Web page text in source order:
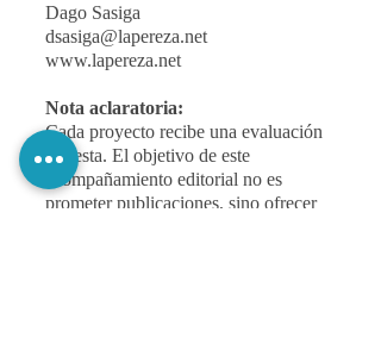
Dago Sasiga
dsasiga@lapereza.net
www.lapereza.net
Nota aclaratoria:
Cada proyecto recibe una evaluación
honesta. El objetivo de este
acompañamiento editorial no es
prometer publicaciones, sino ofrecer